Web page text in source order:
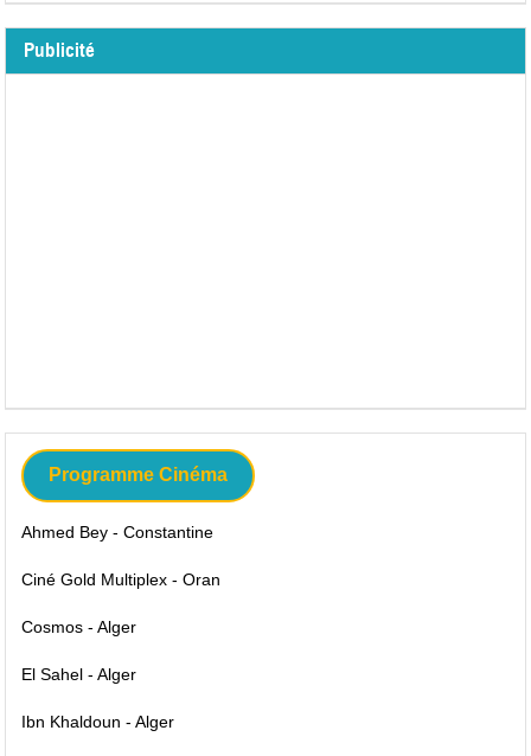
Publicité
Programme Cinéma
Ahmed Bey - Constantine
Ciné Gold Multiplex - Oran
Cosmos - Alger
El Sahel - Alger
Ibn Khaldoun - Alger